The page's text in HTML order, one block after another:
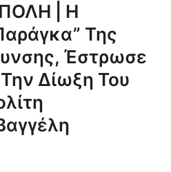
| Η
Της
Έστρωσε
Δίωξη Του